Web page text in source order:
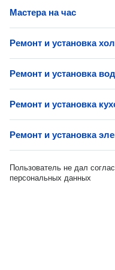
Мастера на час
Ремонт и установка
Ремонт и установка
Ремонт и установка
Ремонт и установка
Пользователь не дал
персональных данных